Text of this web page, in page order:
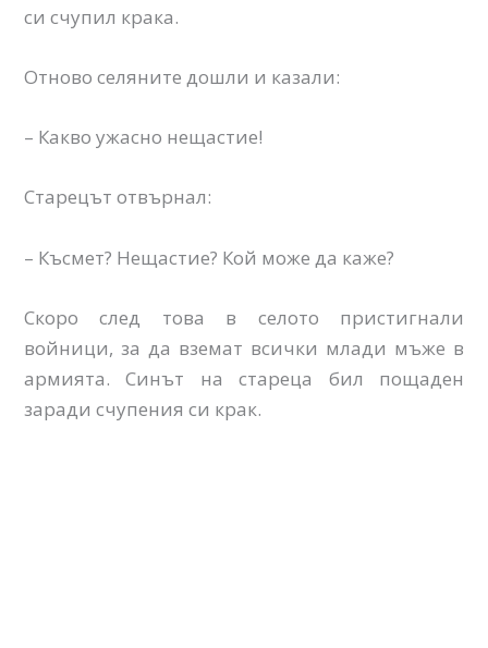
си счупил крака.
Отново селяните дошли и казали:
– Какво ужасно нещастие!
Старецът отвърнал:
– Късмет? Нещастие? Кой може да каже?
Скоро след това в селото пристигнали
войници, за да вземат всички млади мъже в
армията. Синът на стареца бил пощаден
заради счупения си крак.